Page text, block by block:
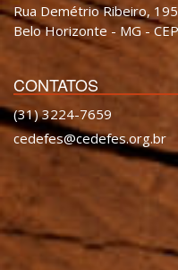
Rua Demétrio Ribeiro,
Belo Horizonte - MG -
CONTATOS
(31) 3224-7659
cedefes@cedefes.org.br